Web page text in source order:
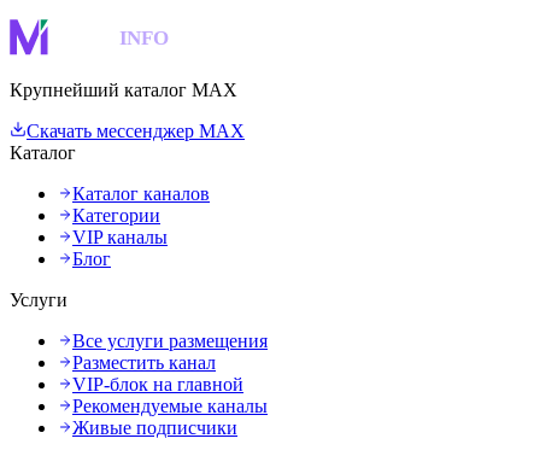
INFO
Крупнейший каталог MAX
Скачать мессенджер MAX
Каталог
Каталог каналов
Категории
VIP каналы
Блог
Услуги
Все услуги размещения
Разместить канал
VIP-блок на главной
Рекомендуемые каналы
Живые подписчики